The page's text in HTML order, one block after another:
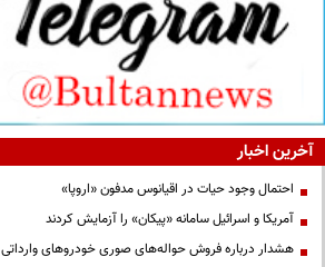
آخرین اخبار
احتمال وجود حیات در اقیانوس مدفون «اروپا»
آمریکا و اسرائیل سامانه «پیکان» را آزمایش کردند
هشدار درباره فروش حواله‌های صوری خودروهای وارداتی